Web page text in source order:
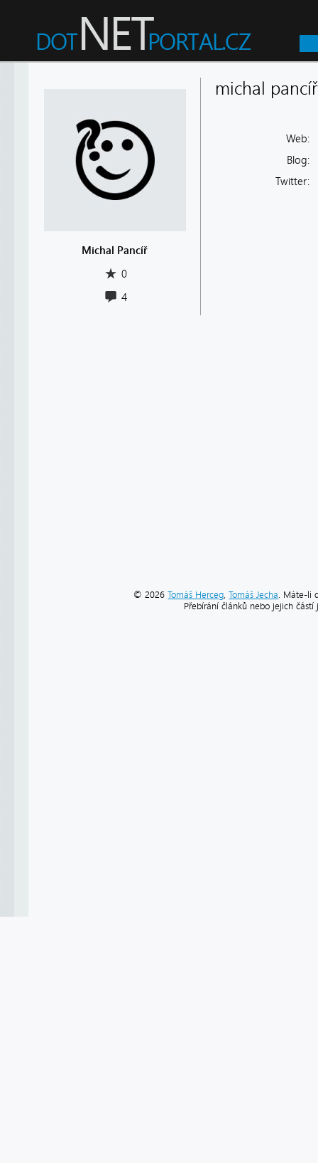
Michal Pancíř
0
4
michal pancíř
Web:
Blog:
Twitter:
© 2026Tomáš Herceg,Tomáš Jecha. Máte-li
Přebírání článků nebo jejich